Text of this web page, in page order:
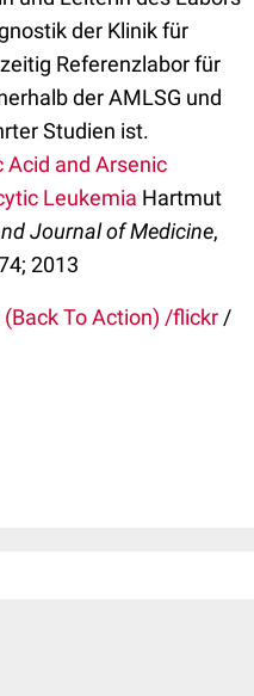
der Klinik für
Referenzlabor für
der AMLSG und
Studien ist.
Acid and Arsenic
Leukemia Hartmut
Journal of Medicine,
2013
To Action) /flickr /